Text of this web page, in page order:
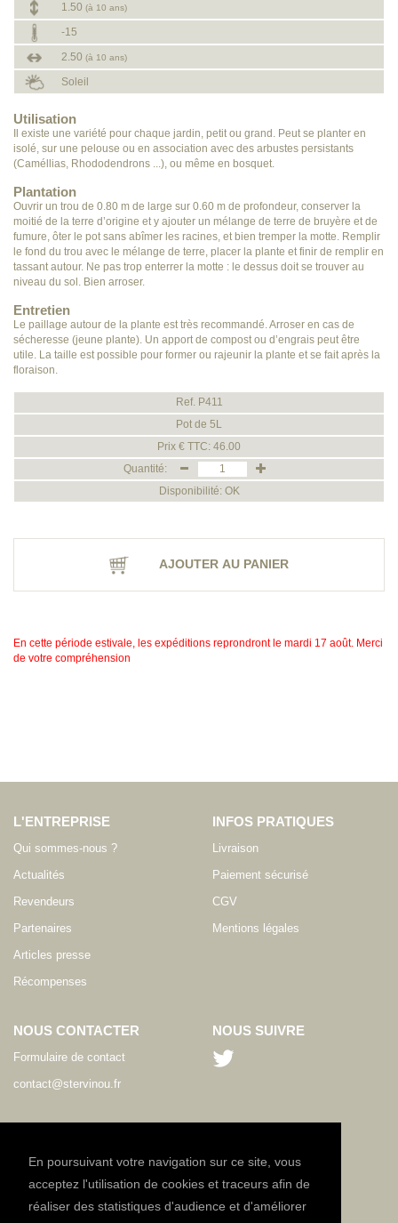
En poursuivant votre navigation sur ce site, vous
acceptez l'utilisation de cookies et traceurs afin de
réaliser des statistiques d'audience et d'améliorer
1.50 (à 10 ans)
-15
2.50 (à 10 ans)
Soleil
Utilisation
Il existe une variété pour chaque jardin, petit ou grand. Peut se planter en
isolé, sur une pelouse ou en association avec des arbustes persistants
(Caméllias, Rhododendrons ...), ou même en bosquet.
Plantation
Ouvrir un trou de 0.80 m de large sur 0.60 m de profondeur, conserver la
moitié de la terre d’origine et y ajouter un mélange de terre de bruyère et de
fumure, ôter le pot sans abîmer les racines, et bien tremper la motte. Remplir
le fond du trou avec le mélange de terre, placer la plante et finir de remplir en
tassant autour. Ne pas trop enterrer la motte : le dessus doit se trouver au
niveau du sol. Bien arroser.
Entretien
Le paillage autour de la plante est très recommandé. Arroser en cas de
sécheresse (jeune plante). Un apport de compost ou d’engrais peut être
utile. La taille est possible pour former ou rajeunir la plante et se fait après la
floraison.
Ref. P411
Pot de 5L
Prix € TTC: 46.00
Quantité:
Disponibilité: OK
AJOUTER AU PANIER
En cette période estivale, les expéditions reprondront le mardi 17 août. Merci
de votre compréhension
L'ENTREPRISE
Qui sommes-nous ?
Actualités
Revendeurs
Partenaires
Articles presse
Récompenses
INFOS PRATIQUES
Livraison
Paiement sécurisé
CGV
Mentions légales
NOUS CONTACTER
Formulaire de contact
contact@stervinou.fr
FR
NOUS SUIVRE
NEWSLETTER